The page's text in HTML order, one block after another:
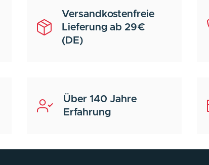
Versandkostenfreie
Lieferung ab 29€
(DE)
Über 140 Jahre
Erfahrung